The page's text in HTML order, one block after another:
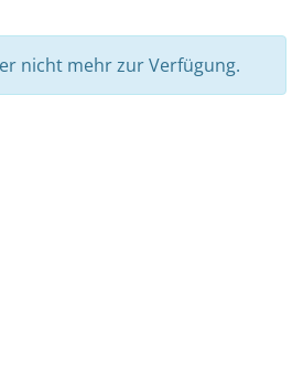
nicht mehr zur Verfügung.